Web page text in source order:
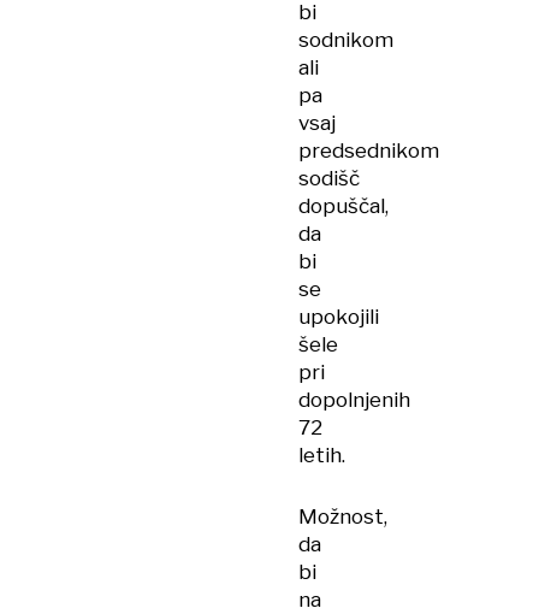
bi
sodnikom
ali
pa
vsaj
predsednikom
sodišč
dopuščal,
da
bi
se
upokojili
šele
pri
dopolnjenih
72
letih.
Možnost,
da
bi
na